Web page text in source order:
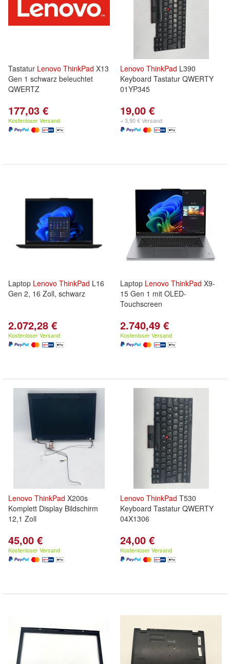
Tastatur Lenovo ThinkPad X13
Gen 1 schwarz beleuchtet
QWERTZ
177,03 €
Kostenloser Versand
Lenovo ThinkPad L390
Keyboard Tastatur QWERTY
01YP345
19,00 €
+ 3,90 € Versand
Laptop Lenovo ThinkPad L16
Gen 2, 16 Zoll, schwarz
2.072,28 €
Kostenloser Versand
Laptop Lenovo ThinkPad X9-
15 Gen 1 mit OLED-
Touchscreen
2.740,49 €
Kostenloser Versand
Lenovo ThinkPad X200s
Komplett Display Bildschirm
12,1 Zoll
45,00 €
Kostenloser Versand
Lenovo ThinkPad T530
Keyboard Tastatur QWERTY
04X1306
24,00 €
Kostenloser Versand